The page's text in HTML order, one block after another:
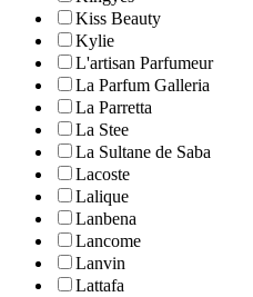
Kiss Beauty
Kylie
L'artisan Parfumeur
La Parfum Galleria
La Parretta
La Stee
La Sultane de Saba
Lacoste
Lalique
Lanbena
Lancome
Lanvin
Lattafa